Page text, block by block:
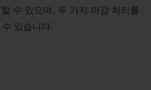
수 있으며, 두 가지 마감 처리를
있습니다.